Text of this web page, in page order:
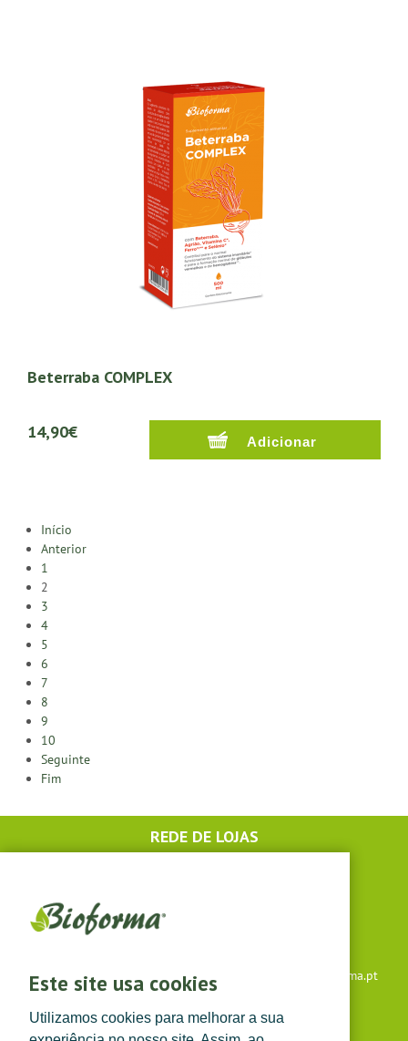
Este site usa cookies
Utilizamos cookies para melhorar a sua
Beterraba COMPLEX
14,90€
Início
Anterior
1
2
3
4
5
6
7
8
9
10
Seguinte
Fim
REDE DE LOJAS
Apoio ao cliente: +351 291 640 504 |
lojaonline@bioforma.pt
(dias úteis das 8h30 às 13h e das 14h às 17h30)
Siga-nos em